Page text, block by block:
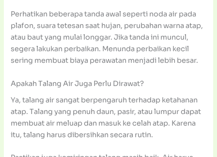
Perhatikan beberapa tanda awal seperti noda air pada
plafon, suara tetesan saat hujan, perubahan warna atap,
atau baut yang mulai longgar. Jika tanda ini muncul,
segera lakukan perbaikan. Menunda perbaikan kecil
sering membuat biaya perawatan menjadi lebih besar.
Apakah Talang Air Juga Perlu Dirawat?
Ya, talang air sangat berpengaruh terhadap ketahanan
atap. Talang yang penuh daun, pasir, atau lumpur dapat
membuat air meluap dan masuk ke celah atap. Karena
itu, talang harus dibersihkan secara rutin.